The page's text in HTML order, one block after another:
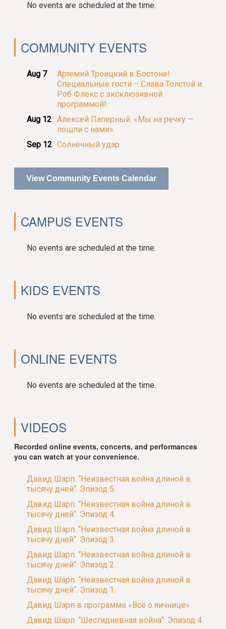
No events are scheduled at the time.
COMMUNITY EVENTS
Aug 7
Артемий Троицкий в Бостоне!
Специальные гости – Слава Толстой и
Роб Флекс с эксклюзивной
программой!
Aug 12 Алексей Паперный. «Мы на речку —
пошли с нами».
Sep 12 Солнечный удар
View Community Events Calendar
CAMPUS EVENTS
No events are scheduled at the time.
KIDS EVENTS
No events are scheduled at the time.
ONLINE EVENTS
No events are scheduled at the time.
VIDEOS
Recorded online events, concerts, and performances
you can watch at your convenience.
Давид Шарп. “Неизвестная война длиной в
тысячу дней“. Эпизод 5.
Давид Шарп. “Неизвестная война длиной в
тысячу дней“. Эпизод 4.
Давид Шарп. “Неизвестная война длиной в
тысячу дней“. Эпизод 3.
Давид Шарп. “Неизвестная война длиной в
тысячу дней“. Эпизод 2.
Давид Шарп. “Неизвестная война длиной в
тысячу дней“. Эпизод 1.
Давид Шарп в программе «Всё о яичнице»
Давид Шарп. “Шестидневная война“. Эпизод 4.